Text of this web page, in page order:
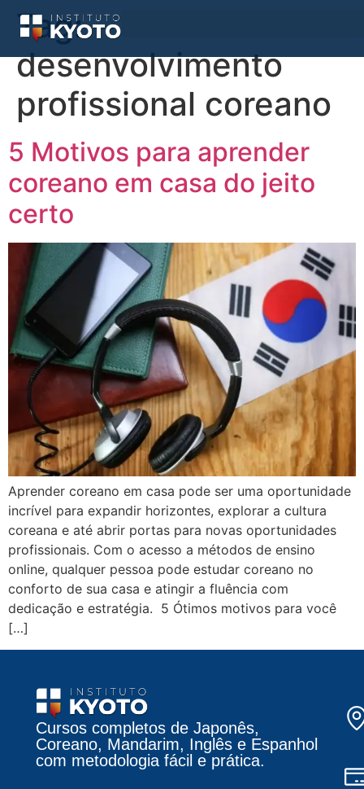
Tag:
desenvolvimento
profissional coreano
5 Motivos para aprender
coreano em casa do jeito
certo
Aprender coreano em casa pode ser uma oportunidade
incrível para expandir horizontes, explorar a cultura
coreana e até abrir portas para novas oportunidades
profissionais. Com o acesso a métodos de ensino
online, qualquer pessoa pode estudar coreano no
conforto de sua casa e atingir a fluência com
dedicação e estratégia. 5 Ótimos motivos para você
[…]
Cursos completos de Japonês,
Coreano, Mandarim, Inglês e Espanhol
com metodologia fácil e prática.